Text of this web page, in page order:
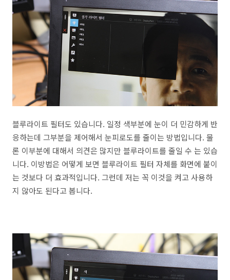
블루라이트 필터도 있습니다. 일정 색부분에 눈이 더 민감하게 반
응하는데 그부분을 제어해서 눈피로도를 줄이는 방법입니다. 물
론 이부분에 대해서 의견은 많지만 블루라이트를 줄일 수 는 있습
니다. 이방법은 어떻게 보면 블루라이트 필터 자체를 화면에 붙이
는 것보다 더 효과적입니다. 그런데 저는 꼭 이것을 켜고 사용하
지 않아도 된다고 봅니다.